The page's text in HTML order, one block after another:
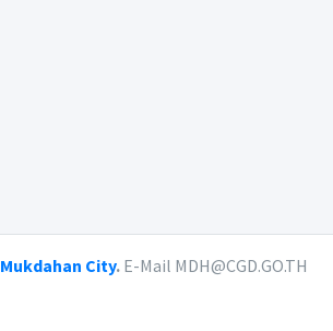
Mukdahan City. E-Mail MDH@CGD.GO.TH